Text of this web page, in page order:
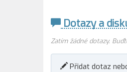
Dotazy a
Zatím žádné dotazy.
Přidat dotaz